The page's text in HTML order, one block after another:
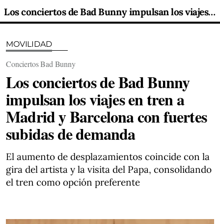
Los conciertos de Bad Bunny impulsan los viajes en tren a Madrid y Barcelona con fuertes subidas de demanda
MOVILIDAD
Conciertos Bad Bunny
Los conciertos de Bad Bunny
impulsan los viajes en tren a
Madrid y Barcelona con fuertes
subidas de demanda
El aumento de desplazamientos coincide con la
gira del artista y la visita del Papa, consolidando
el tren como opción preferente